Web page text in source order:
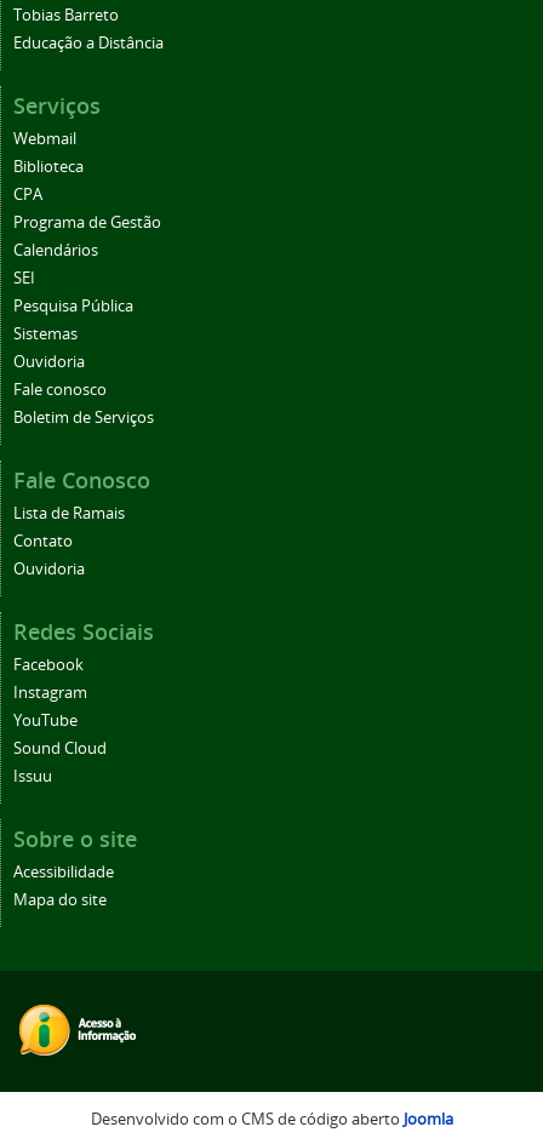
Tobias Barreto
Educação a Distância
Serviços
Webmail
Biblioteca
CPA
Programa de Gestão
Calendários
SEI
Pesquisa Pública
Sistemas
Ouvidoria
Fale conosco
Boletim de Serviços
Fale Conosco
Lista de Ramais
Contato
Ouvidoria
Redes Sociais
Facebook
Instagram
YouTube
Sound Cloud
Issuu
Sobre o site
Acessibilidade
Mapa do site
Desenvolvido com o CMS de código aberto Joomla